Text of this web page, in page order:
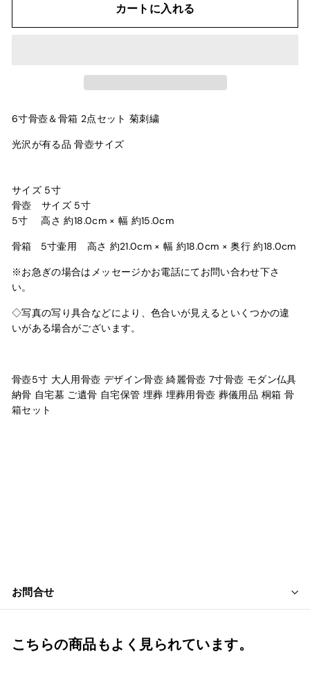
カートに入れる
6寸骨壺＆骨箱 2点セット 菊刺繍
光沢が有る品 骨壺サイズ
サイズ 5寸
骨壺 サイズ 5寸
5寸 高さ 約18.0cm × 幅 約15.0cm
骨箱 5寸壷用 高さ 約21.0cm × 幅 約18.0cm × 奥行 約18.0cm
※お急ぎの場合はメッセージかお電話にてお問い合わせ下さ
い。
◇写真の写り具合などにより、色合いが見えるといくつかの違
いがある場合がございます。
骨壺5寸 大人用骨壺 デザイン骨壺 綺麗骨壺 7寸骨壺 モダン仏具
納骨 自宅墓 ご遺骨 自宅保管 埋葬 埋葬用骨壺 葬儀用品 桐箱 骨
箱セット
お問合せ
こちらの商品もよく見られています。